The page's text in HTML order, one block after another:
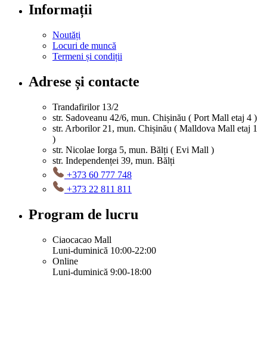
Informații
Noutăți
Locuri de muncă
Termeni și condiții
Adrese și contacte
Trandafirilor 13/2
str. Sadoveanu 42/6, mun. Chișinău ( Port Mall etaj 4 )
str. Arborilor 21, mun. Chișinău ( Malldova Mall etaj 1
)
str. Nicolae Iorga 5, mun. Bălți ( Evi Mall )
str. Independenței 39, mun. Bălți
+373 60 777 748
+373 22 811 811
Program de lucru
Ciaocacao Mall
Luni-duminică 10:00-22:00
Online
Luni-duminică 9:00-18:00